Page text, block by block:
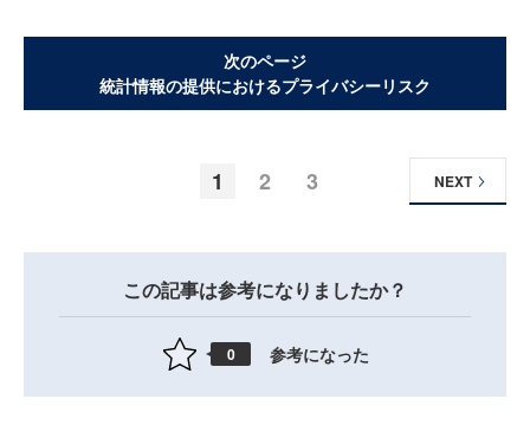
次のページ
統計情報の提供におけるプライバシーリスク
1 2 3 NEXT
この記事は参考になりましたか？
0 参考になった